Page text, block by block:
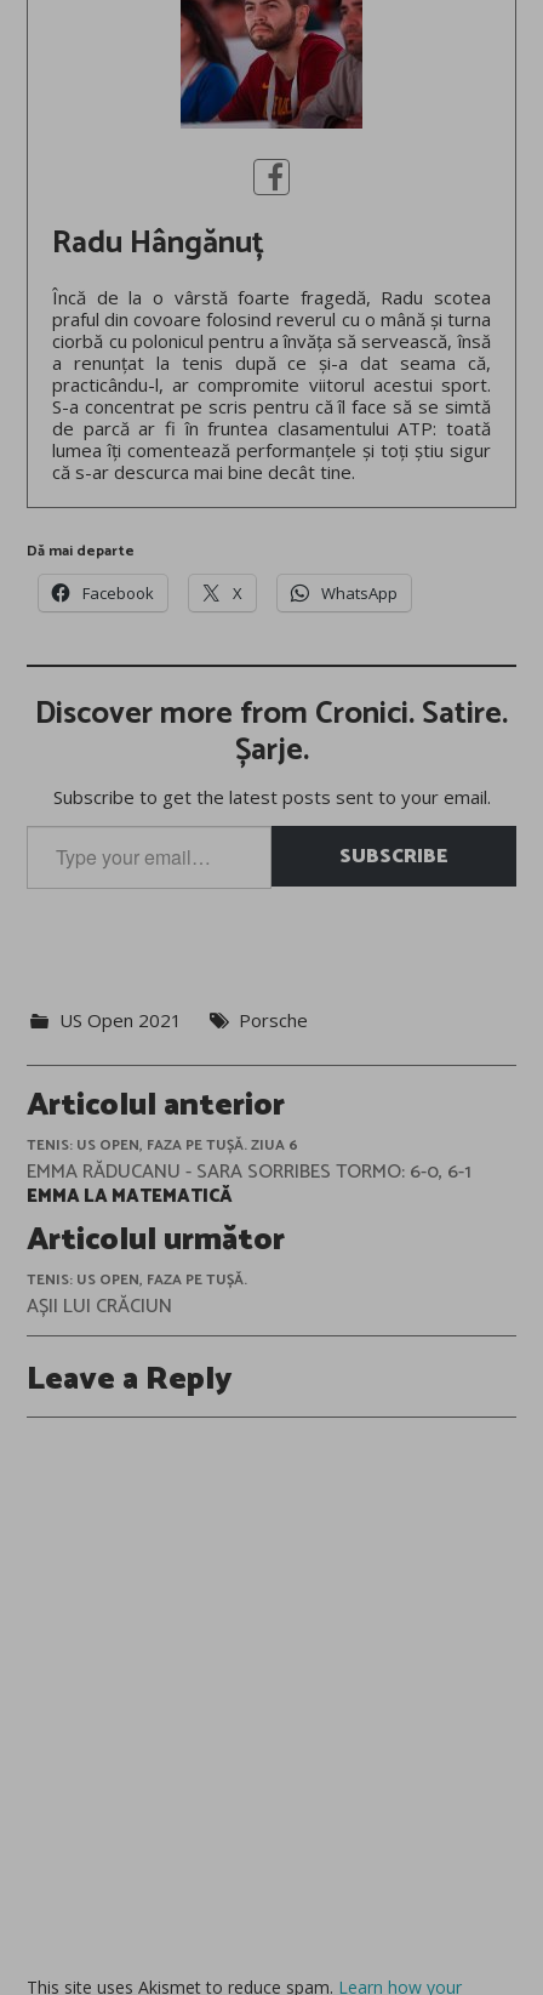
Radu Hângănuț
Încă de la o vârstă foarte fragedă, Radu scotea
praful din covoare folosind reverul cu o mână și turna
ciorbă cu polonicul pentru a învăța să servească, însă
a renunțat la tenis după ce și-a dat seama că,
practicându-l, ar compromite viitorul acestui sport.
S-a concentrat pe scris pentru că îl face să se simtă
de parcă ar fi în fruntea clasamentului ATP: toată
lumea îți comentează performanțele și toți știu sigur
că s-ar descurca mai bine decât tine.
Dă mai departe
Facebook X WhatsApp
Discover more from Cronici. Satire.
Șarje.
Subscribe to get the latest posts sent to your email.
your
email…
SUBSCRIBE
US Open 2021 Porsche
Post
navigation
Articolul anterior
TENIS: US OPEN, FAZA PE TUȘĂ. ZIUA 6
EMMA RĂDUCANU - SARA SORRIBES TORMO: 6-0, 6-1
EMMA LA MATEMATICĂ
Articolul următor
TENIS: US OPEN, FAZA PE TUȘĂ.
AȘII LUI CRĂCIUN
Leave a Reply
This site uses Akismet to reduce spam. Learn how your